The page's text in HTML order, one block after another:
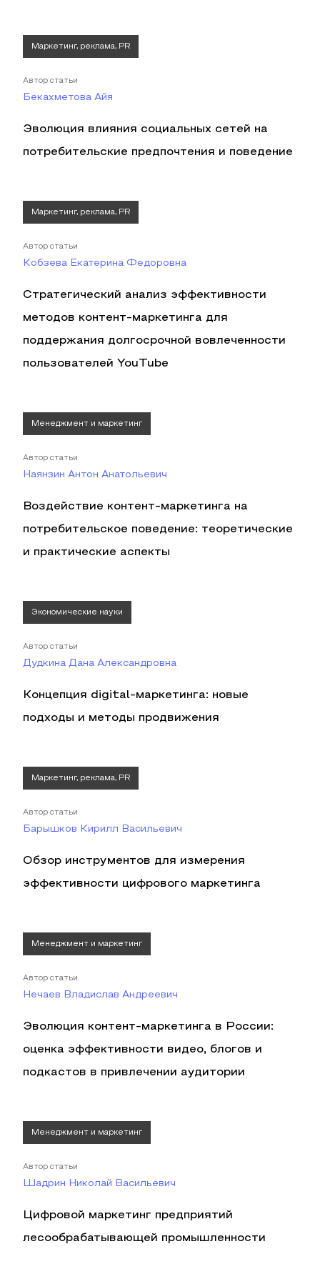
Маркетинг, реклама, PR
Автор статьи
Бекахметова Айя
Эволюция влияния социальных сетей на
потребительские предпочтения и поведение
Маркетинг, реклама, PR
Автор статьи
Кобзева Екатерина Федоровна
Стратегический анализ эффективности
методов контент-маркетинга для
поддержания долгосрочной вовлеченности
пользователей YouTube
Менеджмент и маркетинг
Автор статьи
Наянзин Антон Анатольевич
Воздействие контент-маркетинга на
потребительское поведение: теоретические
и практические аспекты
Экономические науки
Автор статьи
Дудкина Дана Александровна
Концепция digital-маркетинга: новые
подходы и методы продвижения
Маркетинг, реклама, PR
Автор статьи
Барышков Кирилл Васильевич
Обзор инструментов для измерения
эффективности цифрового маркетинга
Менеджмент и маркетинг
Автор статьи
Нечаев Владислав Андреевич
Эволюция контент-маркетинга в России:
оценка эффективности видео, блогов и
подкастов в привлечении аудитории
Менеджмент и маркетинг
Автор статьи
Шадрин Николай Васильевич
Цифровой маркетинг предприятий
лесообрабатывающей промышленности